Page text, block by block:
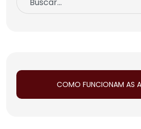
COMO FUNCIONAM AS